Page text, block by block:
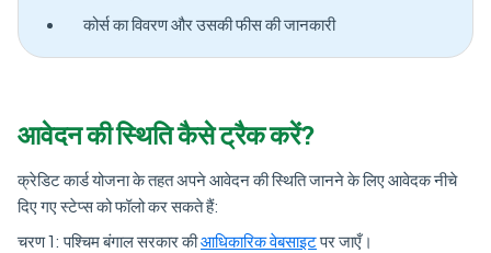
कोर्स का विवरण और उसकी फीस की जानकारी
आवेदन की स्थिति कैसे ट्रैक करें?
क्रेडिट कार्ड योजना के तहत अपने आवेदन की स्थिति जानने के लिए आवेदक नीचे
दिए गए स्टेप्स को फॉलो कर सकते हैं:
चरण 1: पश्चिम बंगाल सरकार कीआधिकारिक वेबसाइटपर जाएँ।